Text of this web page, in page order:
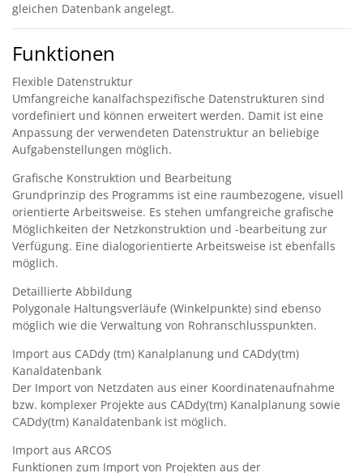
gleichen Datenbank angelegt.
Funktionen
Flexible Datenstruktur
Umfangreiche kanalfachspezifische Datenstrukturen sind
vordefiniert und können erweitert werden. Damit ist eine
Anpassung der verwendeten Datenstruktur an beliebige
Aufgabenstellungen möglich.
Grafische Konstruktion und Bearbeitung
Grundprinzip des Programms ist eine raumbezogene, visuell
orientierte Arbeitsweise. Es stehen umfangreiche grafische
Möglichkeiten der Netzkonstruktion und -bearbeitung zur
Verfügung. Eine dialogorientierte Arbeitsweise ist ebenfalls
möglich.
Detaillierte Abbildung
Polygonale Haltungsverläufe (Winkelpunkte) sind ebenso
möglich wie die Verwaltung von Rohranschlusspunkten.
Import aus CADdy (tm) Kanalplanung und CADdy(tm)
Kanaldatenbank
Der Import von Netzdaten aus einer Koordinatenaufnahme
bzw. komplexer Projekte aus CADdy(tm) Kanalplanung sowie
CADdy(tm) Kanaldatenbank ist möglich.
Import aus ARCOS
Funktionen zum Import von Projekten aus der